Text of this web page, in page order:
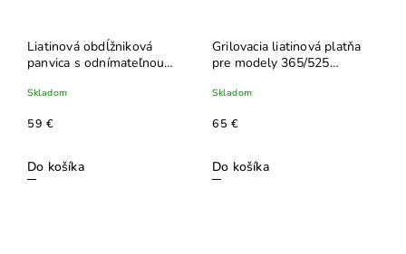
Liatinová obdĺžniková
panvica s odnímateľnou
Skladom
59 €
Do košíka
Grilovacia liatinová platňa
pre modely 365/525
Skladom
65 €
Do košíka